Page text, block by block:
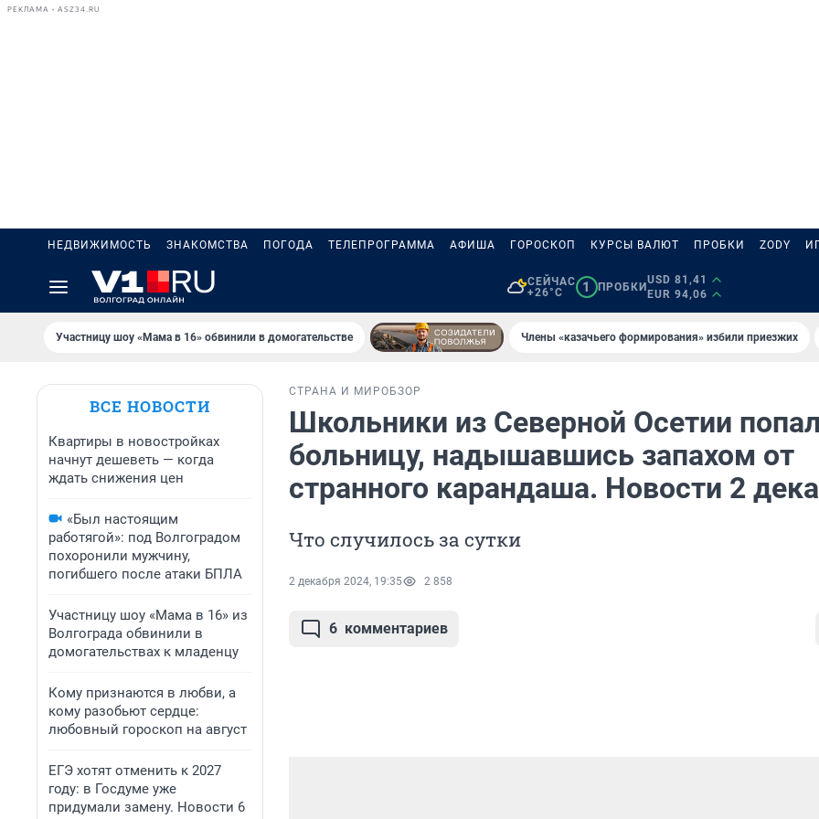
РЕКЛАМА • ASZ34.RU
НЕДВИЖИМОСТЬ ЗНАКОМСТВА ПОГОДА ТЕЛЕПРОГРАММА АФИША ГОРОСКОП КУРСЫ ВАЛЮТ ПРОБКИ ZODY
СЕЙЧАС
+26°C
1 ПРОБКИ
USD 81,41
EUR 94,06
Участницу шоу «Мама в 16» обвинили в домогательстве Члены «казачьего формирования» избили приезжих
ВСЕ НОВОСТИ
Квартиры в новостройках
начнут дешеветь — когда
ждать снижения цен
«Был настоящим
работягой»: под Волгоградом
похоронили мужчину,
погибшего после атаки БПЛА
Участницу шоу «Мама в 16» из
Волгограда обвинили в
домогательствах к младенцу
Кому признаются в любви, а
кому разобьют сердце:
любовный гороскоп на август
ЕГЭ хотят отменить к 2027
году: в Госдуме уже
придумали замену. Новости 6
СТРАНА И МИРОБЗОР
Школьники из Северной Осетии
больницу, надышавшись запахом от
странного карандаша. Новости 2
Что случилось за сутки
2 декабря 2024, 19:35 2 858
6 комментариев